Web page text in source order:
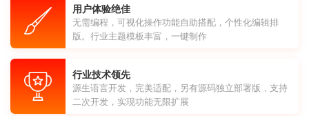
用户体验绝佳
无需编程，可视化操作功能自助搭配，个性化编辑排
版。行业主题模板丰富，一键制作
行业技术领先
源生语言开发，完美适配，另有源码独立部署版，支持
二次开发，实现功能无限扩展